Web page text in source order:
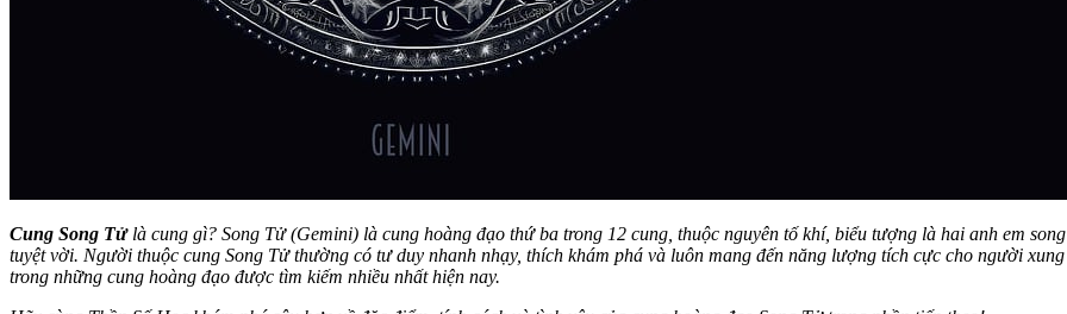
Cung Song Tửlà cung gì? Song Tử (Gemini) là cung hoàng đạo thứ ba trong 12 cung, thuộc nguyên tố khí, biểu tượng là hai anh em
tuyệt vời. Người thuộc cung Song Tử thường có tư duy nhanh nhạy, thích khám phá và luôn mang đến năng lượng tích cực cho người
trong những cung hoàng đạo được tìm kiếm nhiều nhất hiện nay.